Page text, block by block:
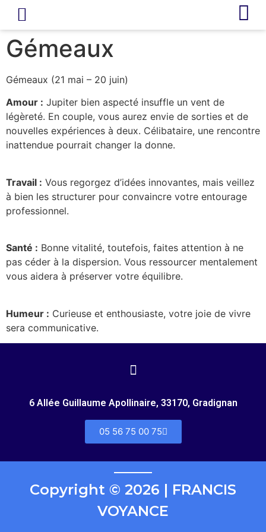
Gémeaux
Gémeaux (21 mai – 20 juin)
Amour : Jupiter bien aspecté insuffle un vent de
légèreté. En couple, vous aurez envie de sorties et de
nouvelles expériences à deux. Célibataire, une rencontre
inattendue pourrait changer la donne.
Travail : Vous regorgez d’idées innovantes, mais veillez
à bien les structurer pour convaincre votre entourage
professionnel.
Santé : Bonne vitalité, toutefois, faites attention à ne
pas céder à la dispersion. Vous ressourcer mentalement
vous aidera à préserver votre équilibre.
Humeur : Curieuse et enthousiaste, votre joie de vivre
sera communicative.
6 Allée Guillaume Apollinaire, 33170, Gradignan
05 56 75 00 75
Copyright © 2026 | FRANCIS
VOYANCE